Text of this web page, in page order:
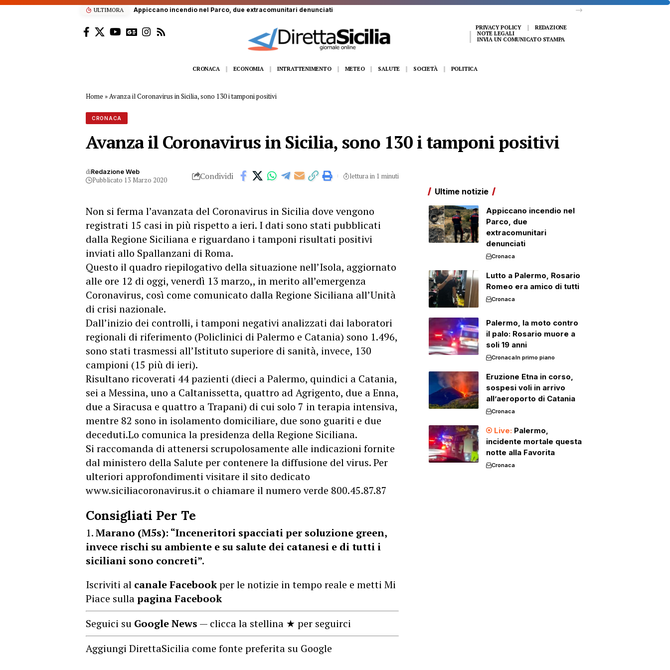
ULTIMORA Appiccano incendio nel Parco, due extracomunitari denunciati
PRIVACY POLICY
REDAZIONE
NOTE LEGALI
INVIA UN COMUNICATO STAMPA
CRONACA ECONOMIA INTRATTENIMENTO METEO SALUTE SOCIETÀ POLITICA
Home »Avanza il Coronavirus in Sicilia, sono 130 i tamponi positivi
CRONACA
Avanza il Coronavirus in Sicilia, sono 130 i tamponi positivi
diRedazione Web
Pubblicato 13 Marzo 2020 Condividi lettura in 1 minuti
Non si ferma l’avanzata del Coronavirus in Sicilia dove vengono
registrati 15 casi in più rispetto a ieri. I dati sono stati pubblicati
dalla Regione Siciliana e riguardano i tamponi risultati positivi
inviati allo Spallanzani di Roma.
Questo il quadro riepilogativo della situazione nell’Isola, aggiornato
alle ore 12 di oggi, venerdì 13 marzo,, in merito all’emergenza
Coronavirus, così come comunicato dalla Regione Siciliana all’Unità
di crisi nazionale.
Dall’inizio dei controlli, i tamponi negativi analizzati dai laboratori
regionali di riferimento (Policlinici di Palermo e Catania) sono 1.496,
sono stati trasmessi all’Istituto superiore di sanità, invece, 130
campioni (15 più di ieri).
Risultano ricoverati 44 pazienti (dieci a Palermo, quindici a Catania,
sei a Messina, uno a Caltanissetta, quattro ad Agrigento, due a Enna,
due a Siracusa e quattro a Trapani) di cui solo 7 in terapia intensiva,
mentre 82 sono in isolamento domiciliare, due sono guariti e due
deceduti.Lo comunica la presidenza della Regione Siciliana.
Si raccomanda di attenersi scrupolosamente alle indicazioni fornite
dal ministero della Salute per contenere la diffusione del virus. Per
ulteriori approfondimenti visitare il sito dedicato
www.siciliacoronavirus.it o chiamare il numero verde 800.45.87.87
Consigliati Per Te
Marano (M5s): “Inceneritori spacciati per soluzione green,
invece rischi su ambiente e su salute dei catanesi e di tutti i
siciliani sono concreti”.
Iscriviti al canale Facebookper le notizie in tempo reale e metti Mi
Piace sullapagina Facebook
Seguici su Google News — clicca la stellina ★ per seguirci
Aggiungi DirettaSicilia come fonte preferita su Google
Ultime notizie
Appiccano incendio nel
Parco, due
extracomunitari
denunciati
Cronaca
Lutto a Palermo, Rosario
Romeo era amico di tutti
Cronaca
Palermo, la moto contro
il palo: Rosario muore a
soli 19 anni
CronacaIn primo piano
Eruzione Etna in corso,
sospesi voli in arrivo
all’aeroporto di Catania
Cronaca
Palermo,
incidente mortale questa
notte alla Favorita
Cronaca